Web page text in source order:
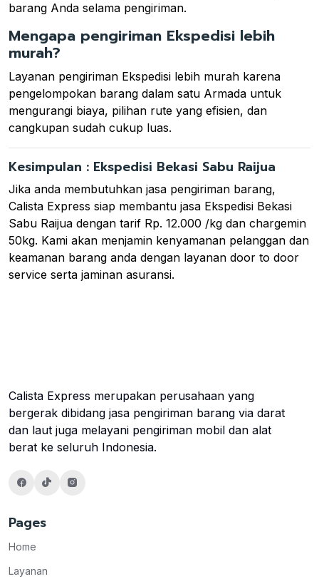
barang Anda selama pengiriman.
Mengapa pengiriman Ekspedisi lebih
murah?
Layanan pengiriman Ekspedisi lebih murah karena
pengelompokan barang dalam satu Armada untuk
mengurangi biaya, pilihan rute yang efisien, dan
cangkupan sudah cukup luas.
Kesimpulan : Ekspedisi Bekasi Sabu Raijua
Jika anda membutuhkan jasa pengiriman barang,
Calista Express siap membantu jasa Ekspedisi Bekasi
Sabu Raijua dengan tarif Rp. 12.000 /kg dan chargemin
50kg. Kami akan menjamin kenyamanan pelanggan dan
keamanan barang anda dengan layanan door to door
service serta jaminan asuransi.
Calista Express merupakan perusahaan yang
bergerak dibidang jasa pengiriman barang via darat
dan laut juga melayani pengiriman mobil dan alat
berat ke seluruh Indonesia.
Pages
Home
Layanan